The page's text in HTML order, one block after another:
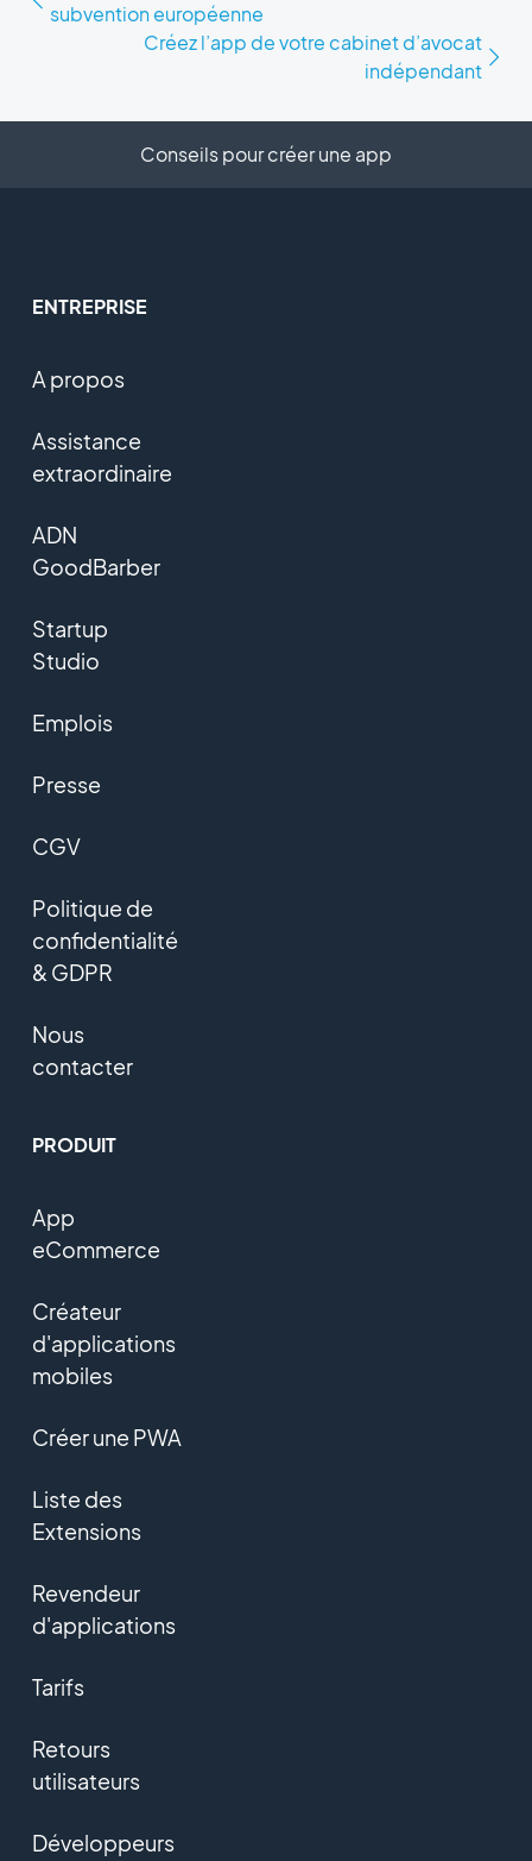
subvention européenne
Créez l’app de votre cabinet d’avocat
indépendant
Conseils pour créer une app
ENTREPRISE
A propos
Assistance
extraordinaire
ADN
GoodBarber
Startup
Studio
Emplois
Presse
CGV
Politique de
confidentialité
& GDPR
Nous
contacter
PRODUIT
App
eCommerce
Créateur
d'applications
mobiles
Créer une PWA
Liste des
Extensions
Revendeur
d'applications
Tarifs
Retours
utilisateurs
Développeurs